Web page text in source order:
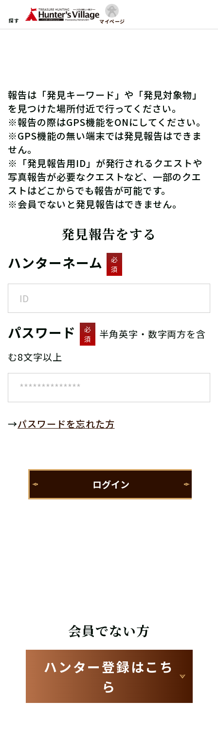
探す マイページ
報告は「発見キーワード」や「発見対象物」
を見つけた場所付近で行ってください。
※報告の際はGPS機能をONにしてください。
※GPS機能の無い端末では発見報告はできま
せん。
※「発見報告用ID」が発行されるクエストや
写真報告が必要なクエストなど、一部のクエ
ストはどこからでも報告が可能です。
※会員でないと発見報告はできません。
発見報告をする
ハンターネーム
必
須
パスワード
必
須
半角英字・数字両方を含
む8文字以上
→パスワードを忘れた方
会員でない方
ハンター登録はこち
ら